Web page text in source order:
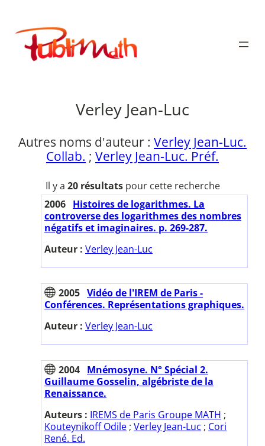
contenu
Publimath
Verley Jean-Luc
Autres noms d'auteur : Verley Jean-Luc.
Collab. ; Verley Jean-Luc. Préf.
Il y a 20 résultatspour cette recherche
2006 Histoires de logarithmes. La
controverse des logarithmes des nombres
négatifs et imaginaires. p. 269-287.
Auteur : Verley Jean-Luc
2005 Vidéo de l'IREM de Paris -
Conférences. Représentations graphiques.
Auteur : Verley Jean-Luc
2004 Mnémosyne. N° Spécial 2.
Guillaume Gosselin, algébriste de la
Renaissance.
Auteurs : IREMS de Paris Groupe MATH ;
Kouteynikoff Odile ; Verley Jean-Luc ; Cori
René. Ed.